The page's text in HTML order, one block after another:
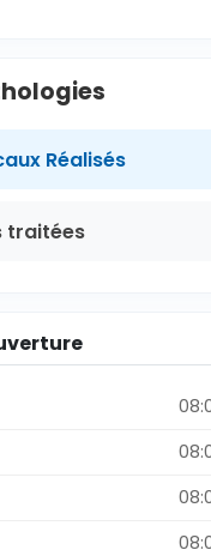
Réalisés
traitées